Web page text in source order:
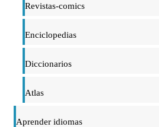
Revistas-comics
Enciclopedias
Diccionarios
Atlas
Aprender idiomas